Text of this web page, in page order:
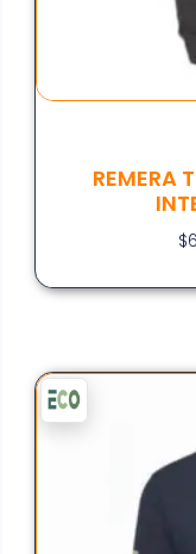
REMERA
$